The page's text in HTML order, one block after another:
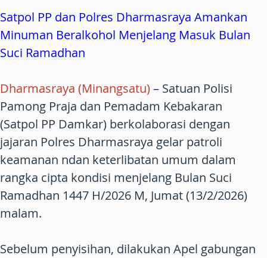
Satpol PP dan Polres Dharmasraya Amankan
Minuman Beralkohol Menjelang Masuk Bulan
Suci Ramadhan
Dharmasraya (Minangsatu) – Satuan Polisi
Pamong Praja dan Pemadam Kebakaran
(Satpol PP Damkar) berkolaborasi dengan
jajaran Polres Dharmasraya gelar patroli
keamanan ndan keterlibatan umum dalam
rangka cipta kondisi menjelang Bulan Suci
Ramadhan 1447 H/2026 M, Jumat (13/2/2026)
malam.
Sebelum penyisihan, dilakukan Apel gabungan